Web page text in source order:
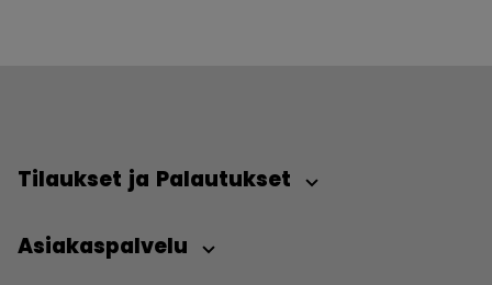
Tilaukset ja Palautukset
Asiakaspalvelu